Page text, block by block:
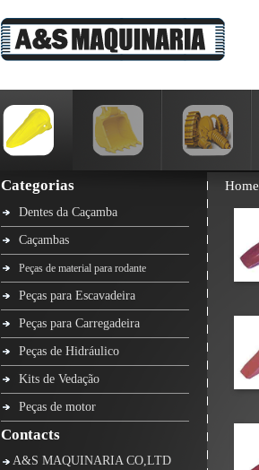
Categorias
Dentes da Caçamba
Caçambas
Peças de material para rodante
Peças para Escavadeira
Peças para Carregadeira
Peças de Hidráulico
Kits de Vedação
Peças de motor
Contacts
A&S MAQUINARIA CO,LTD
Home